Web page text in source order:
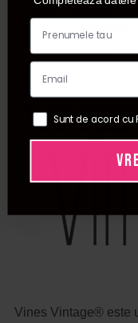
pentru texturizare
fixare flexibila
Vines Vintage® este
Sunt de acord cu